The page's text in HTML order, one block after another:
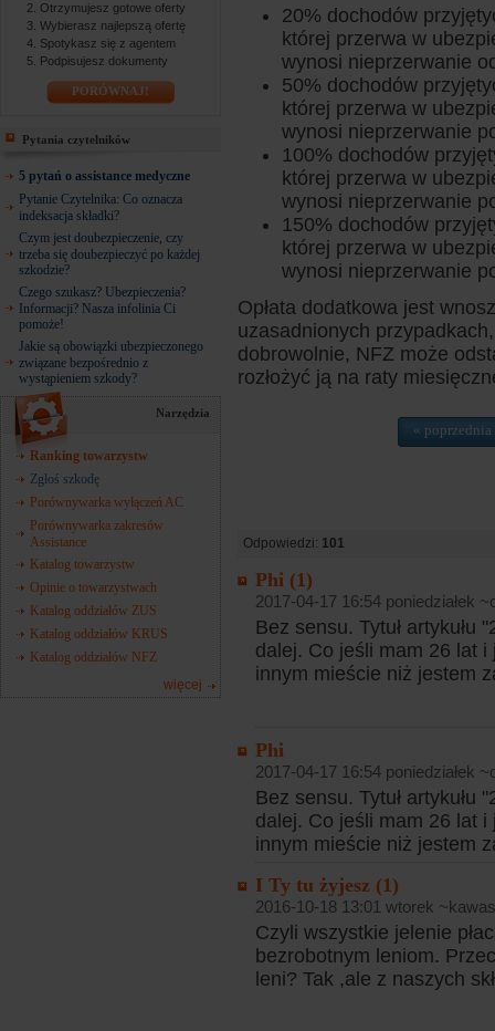
Otrzymujesz gotowe oferty
Wybierasz najlepszą ofertę
Spotykasz się z agentem
Podpisujesz dokumenty
PORÓWNAJ!
Pytania czytelników
5 pytań o assistance medyczne
Pytanie Czytelnika: Co oznacza
indeksacja składki?
Czym jest doubezpieczenie, czy
trzeba się doubezpieczyć po każdej
szkodzie?
Czego szukasz? Ubezpieczenia?
Informacji? Nasza infolinia Ci
pomoże!
Jakie są obowiązki ubezpieczonego
związane bezpośrednio z
wystąpieniem szkody?
Narzędzia
Ranking towarzystw
Zgłoś szkodę
Porównywarka wyłączeń AC
Porównywarka zakresów
Assistance
Katalog towarzystw
Opinie o towarzystwach
Katalog oddziałów ZUS
Katalog oddziałów KRUS
Katalog oddziałów NFZ
więcej
20% dochodów
której przerwa w
wynosi nieprzerwanie
50% dochodów
której przerwa w
wynosi nieprzerwanie
100% dochodów
której przerwa w
wynosi nieprzerwanie
150% dochodów
której przerwa w
wynosi nieprzerwanie
Opłata dodatkowa jest
uzasadnionych
dobrowolnie, NFZ może
rozłożyć ją na raty
« poprzednia
Odpowiedzi: 101
Phi (1)
2017-04-17 16:54 poniedziałek
Bez sensu. Tytuł artykułu
dalej. Co jeśli mam 26 lat i
innym mieście niż jestem
Phi
2017-04-17 16:54 poniedziałek
Bez sensu. Tytuł artykułu
dalej. Co jeśli mam 26 lat i
innym mieście niż jestem
I Ty tu żyjesz (1)
2016-10-18 13:01 wtorek
Czyli wszystkie jelenie
bezrobotnym leniom.
leni? Tak ,ale z naszych